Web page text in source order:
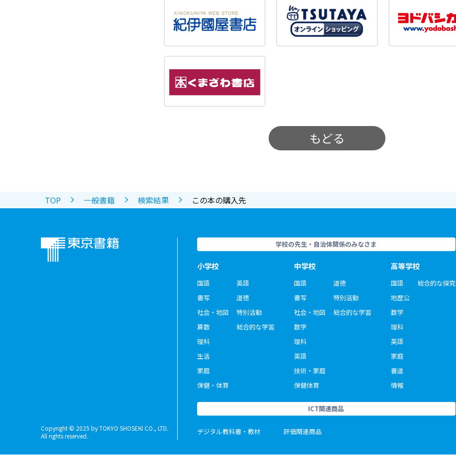
もどる
TOP 一般書籍 検索結果 この本の購入先
Copyright © 2025 by TOKYO SHOSEKI CO., LTD.
All rights reserved.
学校の先生・自治体関係のみなさま
小学校
国語
書写
社会・地図
算数
理科
生活
家庭
保健・体育
英語
道徳
特別活動
総合的な学習
中学校
国語
書写
社会・地図
数学
理科
英語
技術・家庭
保健体育
道徳
特別活動
総合的な学習
高等学校
国語
地歴公
数学
理科
英語
家庭
書道
情報
総合的な探究
ICT関連商品
デジタル教科書・教材 評価関連商品